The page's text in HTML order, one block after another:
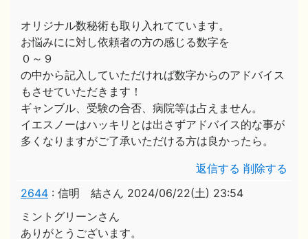
オリジナル数秘術も取り入れてています。
お悩みにに対し依頼者の方の感じる数字を
０～９
の中から記入していただければ数字からのアドバイス
もさせていただきます！
ギャンブル、受験の合否、病院等は占えません。
イエスノーはハッキリとは出さずアドバイス的な事が
多くなりますがご了承いただける方は良かったら。
返信する 削除する
2644 : 信明 結さん 2024/06/22(土) 23:54
ミントグリーンさん
ありがとうございます。